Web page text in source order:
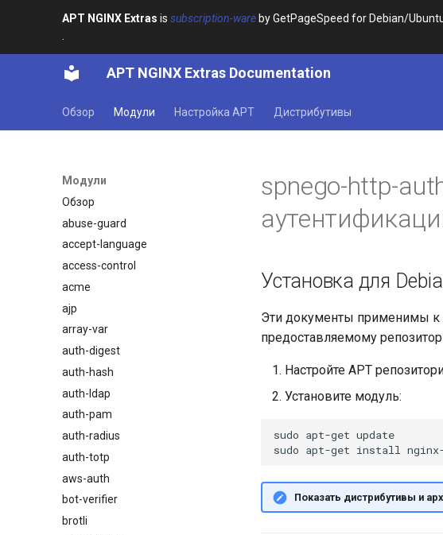
APT NGINX Extras is subscription-ware by GetPageSpeed for Debian/
APT NGINX Extras Documentation
Обзор Модули Настройка APT Дистрибутивы
Модули
Обзор
abuse-guard
accept-language
access-control
acme
ajp
array-var
auth-digest
auth-hash
auth-ldap
auth-pam
auth-radius
auth-totp
aws-auth
bot-verifier
brotli
spnego-http-
Установка для
Эти документы применимы к
предоставляемому
Настройте APT
Установите модуль:
sudo apt-get update
sudo apt-get install
Показать дистрибутивы и